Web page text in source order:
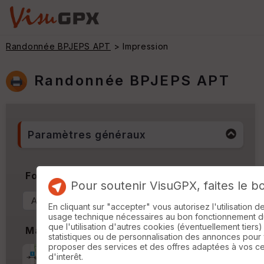
Randonnée BPJEPS APT > Impression
Randonnée BPJEPS APT
Paramètres généraux
Format & Orientation
Marges
Pour soutenir VisuGPX, faites le
En cliquant sur "accepter" vous autorisez l'utilisation
usage technique nécessaires au bon fonctionnement
que l'utilisation d'autres cookies (éventuellement
statistiques ou de personnalisation des annonces pour
proposer des services et des offres adaptées à vos
d'interêt.